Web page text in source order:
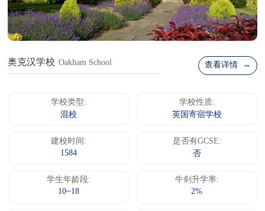
奥克汉学校 Oakham School 查看详情 →
学校类型:
混校
学校性质:
英国寄宿学校
建校时间:
1584
是否有GCSE:
否
学生年龄段:
10~18
牛剑升学率:
2%